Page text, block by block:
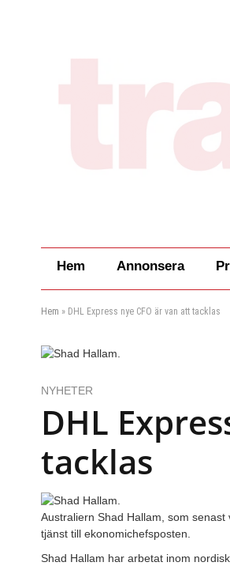
Hem Annonsera
Hem » DHL Express nye CFO är van att tacklas
NYHETER
DHL
tacklas
Australiern Shad Hallam, som
tjänst till ekonomichefsposten.
Shad Hallam har arbetat inom